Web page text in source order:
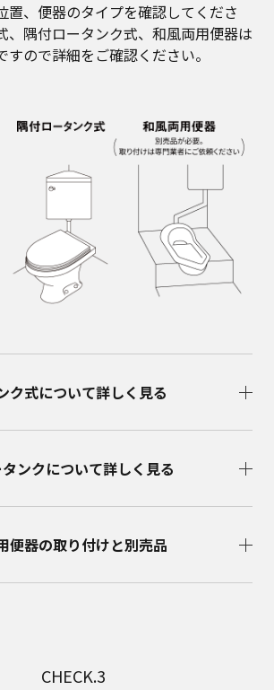
置、便器のタイプを確認してくださ
、隅付ロータンク式、和風両用便器は
ので詳細をご確認ください。
ク式について詳しく見る
ンクについて詳しく見る
便器の取り付けと別売品
CHECK.3